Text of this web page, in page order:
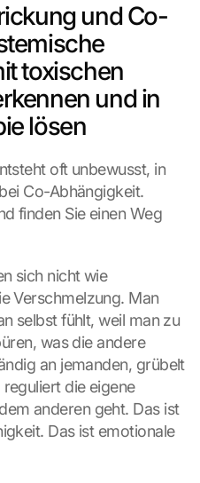
und Co-
toxischen
und in
lösen
oft unbewusst, in
Co-Abhängigkeit.
finden Sie einen Weg
sich nicht wie
Verschmelzung. Man
selbst fühlt, weil man zu
was die andere
an jemanden, grübelt
die eigene
anderen geht. Das ist
Das ist emotionale